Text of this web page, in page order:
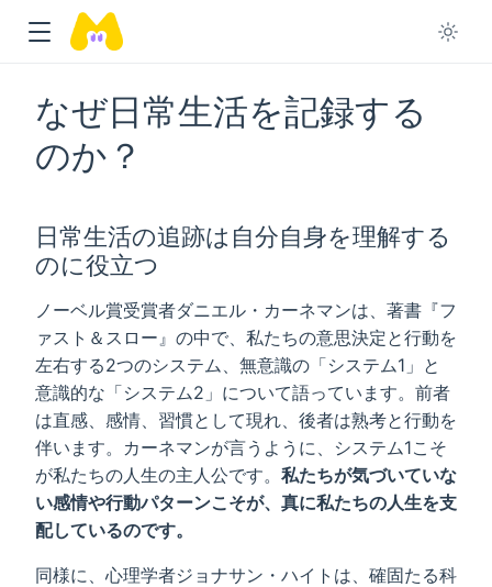
なぜ日常生活を記録する
のか？
日常生活の追跡は自分自身を理解する
のに役立つ
ノーベル賞受賞者ダニエル・カーネマンは、著書『フ
ァスト＆スロー』の中で、私たちの意思決定と行動を
左右する2つのシステム、無意識の「システム1」と
意識的な「システム2」について語っています。前者
は直感、感情、習慣として現れ、後者は熟考と行動を
伴います。カーネマンが言うように、システム1こそ
が私たちの人生の主人公です。 私たちが気づいていな
い感情や行動パターンこそが、真に私たちの人生を支
配しているのです。
同様に、心理学者ジョナサン・ハイトは、確固たる科